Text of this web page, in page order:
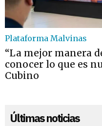
Plataforma Malvinas
“La mejor manera
conocer lo que es
Cubino
Últimas noticias